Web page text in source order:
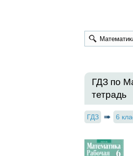
ГДЗ по
тетрадь
ГДЗ 6